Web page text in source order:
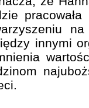
pracowała
innymi